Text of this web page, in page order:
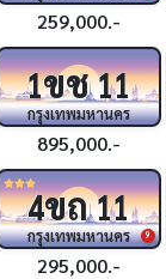
259,000.-
1ขช11
กรุงเทพมหานคร
895,000.-
9
4ขถ11
กรุงเทพมหานคร
295,000.-